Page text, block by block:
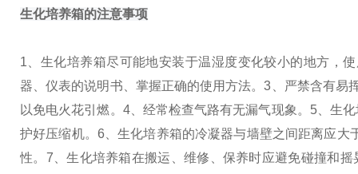
生化培养箱的注意事项
1、生化培养箱尽可能地安装于温湿度变化较小的地方，
器、仪表的说明书、掌握正确的使用方法。3、严禁含有易
以免电火花引燃。 4、经常检查气路有无漏气现象。 5、生
护好压缩机。 6、生化培养箱的冷凝器与墙壁之间距离应大
性。 7、生化培养箱在搬运、维修、保养时应避免碰撞和